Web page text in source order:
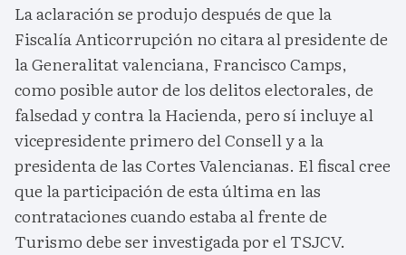
La aclaración se produjo después de que la
Fiscalía Anticorrupción no citara al presidente de
la Generalitat valenciana, Francisco Camps,
como posible autor de los delitos electorales, de
falsedad y contra la Hacienda, pero sí incluye al
vicepresidente primero del Consell y a la
presidenta de las Cortes Valencianas. El fiscal cree
que la participación de esta última en las
contrataciones cuando estaba al frente de
Turismo debe ser investigada por el TSJCV.